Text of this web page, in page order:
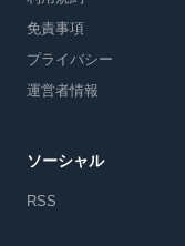
免責事項
プライバシー
運営者情報
ソーシャル
RSS